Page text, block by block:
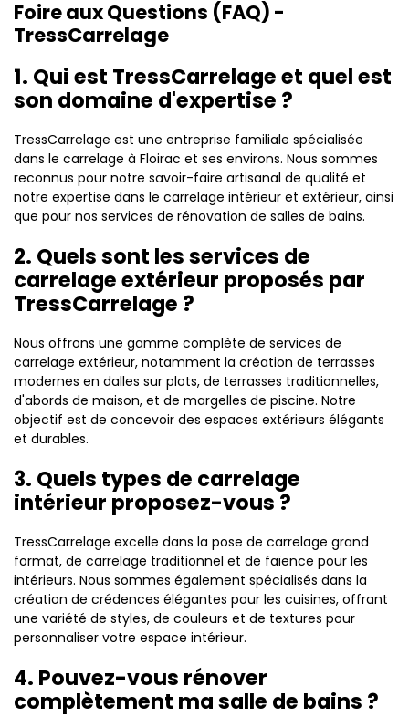
Foire aux Questions (FAQ) -
TressCarrelage
1. Qui est TressCarrelage et quel est
son domaine d'expertise ?
TressCarrelage est une entreprise familiale spécialisée
dans le carrelage à Floirac et ses environs. Nous sommes
reconnus pour notre savoir-faire artisanal de qualité et
notre expertise dans le carrelage intérieur et extérieur, ainsi
que pour nos services de rénovation de salles de bains.
2. Quels sont les services de
carrelage extérieur proposés par
TressCarrelage ?
Nous offrons une gamme complète de services de
carrelage extérieur, notamment la création de terrasses
modernes en dalles sur plots, de terrasses traditionnelles,
d'abords de maison, et de margelles de piscine. Notre
objectif est de concevoir des espaces extérieurs élégants
et durables.
3. Quels types de carrelage
intérieur proposez-vous ?
TressCarrelage excelle dans la pose de carrelage grand
format, de carrelage traditionnel et de faïence pour les
intérieurs. Nous sommes également spécialisés dans la
création de crédences élégantes pour les cuisines, offrant
une variété de styles, de couleurs et de textures pour
personnaliser votre espace intérieur.
4. Pouvez-vous rénover
complètement ma salle de bains ?